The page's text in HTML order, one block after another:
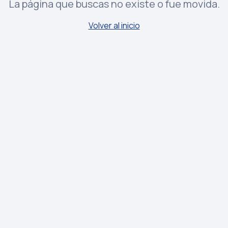
La página que buscas no existe o fue movida.
Volver al inicio